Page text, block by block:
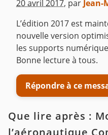
20 avril 2017, par Jean-
L’édition 2017 est
nouvelle version
les supports
Bonne lecture à tous.
Répondre à ce
Que lire après :